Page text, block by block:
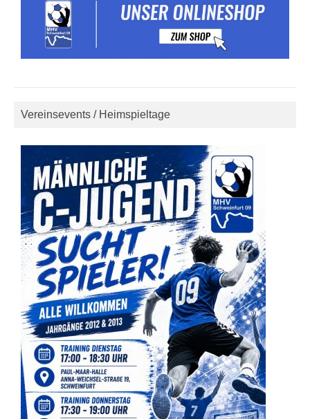
Vereinsevents / Heimspieltage